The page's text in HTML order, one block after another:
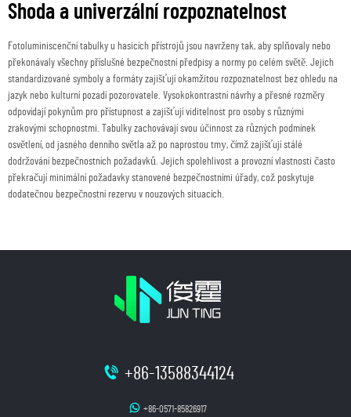
Shoda a univerzální rozpoznatelnost
Fotoluminiscenční tabulky u hasicích přístrojů jsou navrženy tak, aby splňovaly nebo
překonávaly všechny příslušné bezpečnostní předpisy a normy po celém světě. Jejich
standardizované symboly a formáty zajišťují okamžitou rozpoznatelnost bez ohledu na
jazyk nebo kulturní pozadí pozorovatele. Vysokokontrastní návrhy a přesné rozměry
odpovídají pokynům pro přístupnost a zajišťují viditelnost pro osoby s různými
zrakovými schopnostmi. Tabulky zachovávají svou účinnost za různých podmínek
osvětlení, od jasného denního světla až po naprostou tmу, čímž zajišťují stálé
dodržování bezpečnostních požadavků. Jejich spolehlivost a provozní vlastnosti často
překračují minimální požadavky stanovené bezpečnostními úřady, což poskytuje
dodatečnou bezpečnostní rezervu v nouzových situacích.
+86-13588344124
+86-0571-85826917